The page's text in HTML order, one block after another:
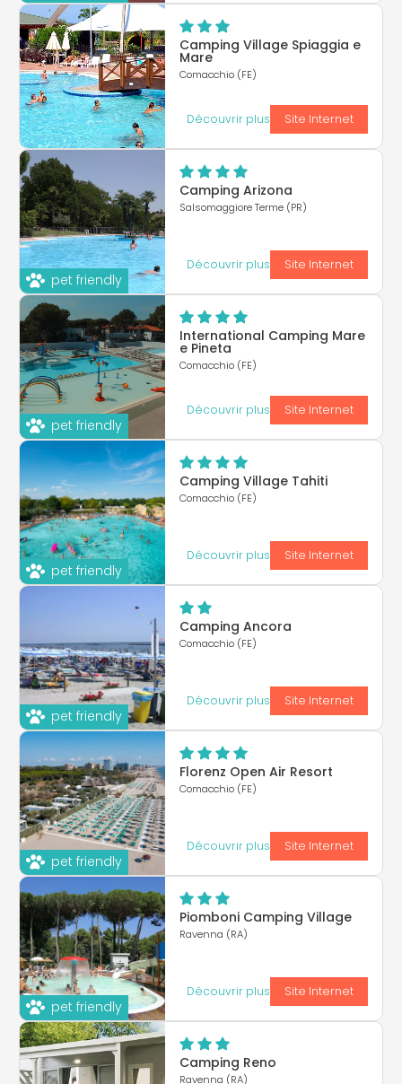
Camping Village Spiaggia e
Mare
Comacchio (FE)
Découvrir plus Site Internet
pet friendly
Camping Arizona
Salsomaggiore Terme (PR)
Découvrir plus Site Internet
pet friendly
International Camping Mare
e Pineta
Comacchio (FE)
Découvrir plus Site Internet
pet friendly
Camping Village Tahiti
Comacchio (FE)
Découvrir plus Site Internet
pet friendly
Camping Ancora
Comacchio (FE)
Découvrir plus Site Internet
pet friendly
Florenz Open Air Resort
Comacchio (FE)
Découvrir plus Site Internet
pet friendly
Piomboni Camping Village
Ravenna (RA)
Découvrir plus Site Internet
Camping Reno
Ravenna (RA)